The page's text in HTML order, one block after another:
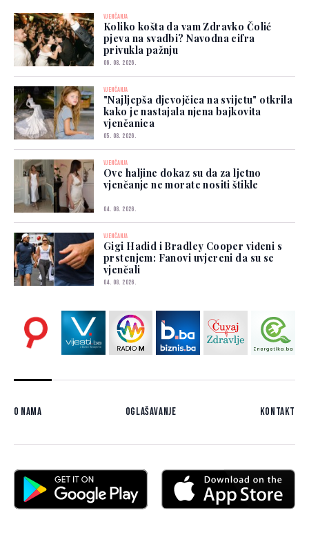
VJENČANJA
Koliko košta da vam Zdravko Čolić
pjeva na svadbi? Navodna cifra
privukla pažnju
06. 08. 2026.
VJENČANJA
"Najljepša djevojčica na svijetu" otkrila
kako je nastajala njena bajkovita
vjenčanica
05. 08. 2026.
VJENČANJA
Ove haljine dokaz su da za ljetno
vjenčanje ne morate nositi štikle
04. 08. 2026.
VJENČANJA
Gigi Hadid i Bradley Cooper viđeni s
prstenjem: Fanovi uvjereni da su se
vjenčali
04. 08. 2026.
O nama Oglašavanje Kontakt